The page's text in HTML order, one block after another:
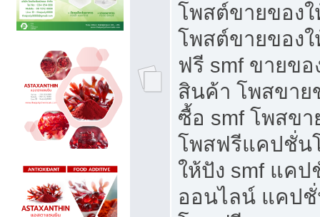
โพสต์ขายของ
โพสต์ขายของ
ฟรี smf ขายข
สินค้า โพสขาย
ซื้อ smf โพสข
โพสฟรีแคปชั่น
ให้ปัง smf แค
ออนไลน์ แคป